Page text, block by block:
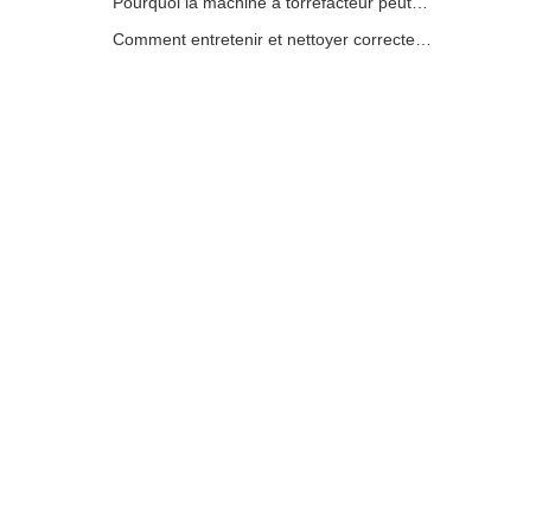
Comment entretenir et nettoyer correctement votre moulin à grains électriques